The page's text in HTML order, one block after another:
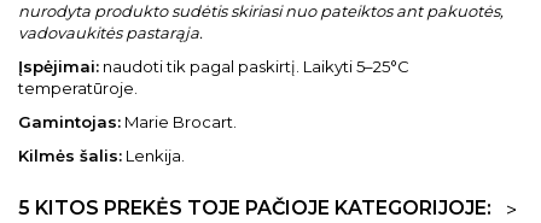
nurodyta produkto sudėtis skiriasi nuo pateiktos ant pakuotės,
vadovaukitės pastarąja.
Įspėjimai: naudoti tik pagal paskirtį. Laikyti 5–25°C
temperatūroje.
Gamintojas: Marie Brocart.
Kilmės šalis: Lenkija.
5 KITOS PREKĖS TOJE PAČIOJE KATEGORIJOJE:
>